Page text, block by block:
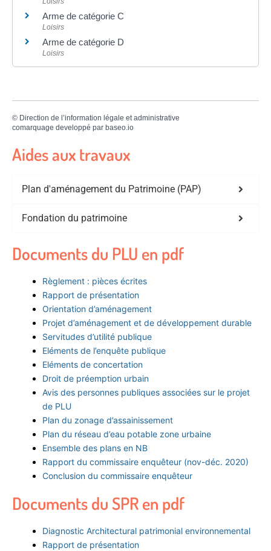
Arme de catégorie C
Loisirs
Arme de catégorie D
Loisirs
© Direction de l’information légale et administrative
comarquage developpé par baseo.io
Aides aux travaux
Plan d'aménagement du Patrimoine (PAP)
Fondation du patrimoine
Documents du PLU en pdf
Règlement : pièces écrites
Rapport de présentation
Orientation d’aménagement
Projet d’aménagement et de développement durable
Servitudes d’utilité publique
Eléments de l’enquête publique
Eléments de concertation
Droit de préemption urbain
Avis des personnes publiques associées sur le projet
de PLU
Plan du zonage d’assainissement
Plan du réseau d’eau potable zone urbaine
Ensemble des plans en NB
Rapport du commissaire enquêteur (nov-déc. 2020)
Conclusion du commissaire enquêteur
Documents du SPR en pdf
Diagnostic Architectural patrimonial environnemental
Rapport de présentation